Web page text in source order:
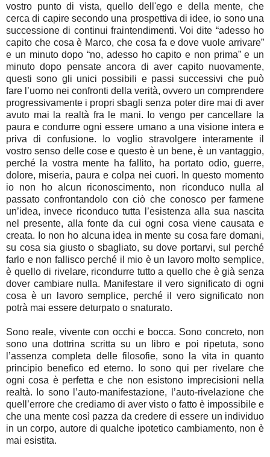
vostro punto di vista, quello dell'ego e della mente, che
cerca di capire secondo una prospettiva di idee, io sono una
successione di continui fraintendimenti. Voi dite “adesso ho
capito che cosa è Marco, che cosa fa e dove vuole arrivare”
e un minuto dopo “no, adesso ho capito e non prima” e un
minuto dopo pensate ancora di aver capito nuovamente,
questi sono gli unici possibili e passi successivi che può
fare l’uomo nei confronti della verità, ovvero un comprendere
progressivamente i propri sbagli senza poter dire mai di aver
avuto mai la realtà fra le mani. Io vengo per cancellare la
paura e condurre ogni essere umano a una visione intera e
priva di confusione. Io voglio stravolgere interamente il
vostro senso delle cose e questo è un bene, è un vantaggio,
perché la vostra mente ha fallito, ha portato odio, guerre,
dolore, miseria, paura e colpa nei cuori. In questo momento
io non ho alcun riconoscimento, non riconduco nulla al
passato confrontandolo con ciò che conosco per farmene
un’idea, invece riconduco tutta l’esistenza alla sua nascita
nel presente, alla fonte da cui ogni cosa viene causata e
creata. Io non ho alcuna idea in mente su cosa fare domani,
su cosa sia giusto o sbagliato, su dove portarvi, sul perché
farlo e non fallisco perché il mio è un lavoro molto semplice,
è quello di rivelare, ricondurre tutto a quello che è già senza
dover cambiare nulla. Manifestare il vero significato di ogni
cosa è un lavoro semplice, perché il vero significato non
potrà mai essere deturpato o snaturato.
Sono reale, vivente con occhi e bocca. Sono concreto, non
sono una dottrina scritta su un libro e poi ripetuta, sono
l’assenza completa delle filosofie, sono la vita in quanto
principio benefico ed eterno. Io sono qui per rivelare che
ogni cosa è perfetta e che non esistono imprecisioni nella
realtà. Io sono l’auto-manifestazione, l’auto-rivelazione che
quell’errore che crediamo di aver visto o fatto è impossibile e
che una mente così pazza da credere di essere un individuo
in un corpo, autore di qualche ipotetico cambiamento, non è
mai esistita.